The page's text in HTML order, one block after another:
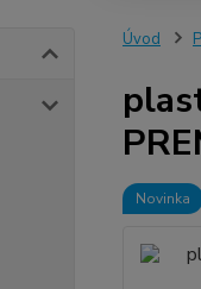
Úvod
Novinka